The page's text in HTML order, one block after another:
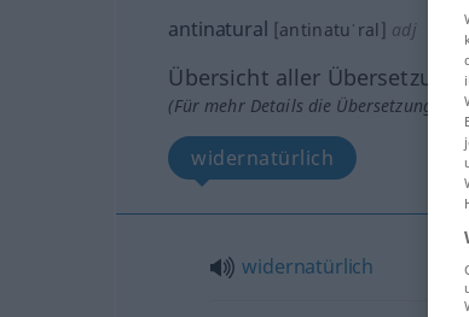
antinatural [antinatuˈral] adj
Übersicht aller
(Für mehr Details die Übersetzung
widernatürlich
widernatürlich